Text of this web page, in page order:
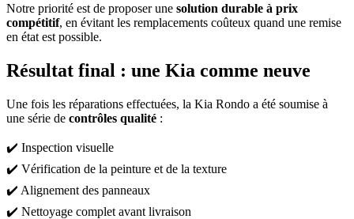
Notre priorité est de proposer une solution durable à prix
compétitif, en évitant les remplacements coûteux quand une remise
en état est possible.
Résultat final : une Kia comme neuve
Une fois les réparations effectuées, la Kia Rondo a été soumise à
une série de contrôles qualité :
✔️ Inspection visuelle
✔️ Vérification de la peinture et de la texture
✔️ Alignement des panneaux
✔️ Nettoyage complet avant livraison